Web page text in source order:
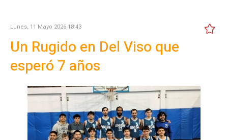
Lunes, 11 Mayo 2026 18:43
Un Rugido en Del Viso que
esperó 7 años